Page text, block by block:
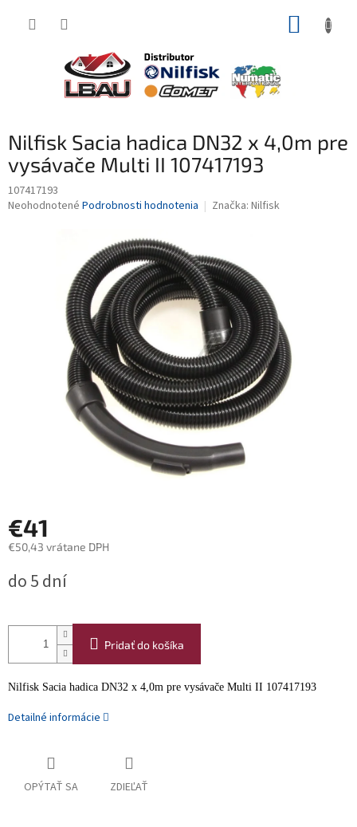
Nilfisk Sacia hadica DN32 x 4,0m pre
vysávače Multi II 107417193
107417193
Priemerné
Neohodnotené Podrobnosti hodnotenia Značka: Nilfisk
€41
€50,43 vrátane DPH
cena:
do 5 dní
Pridať do košíka
Nilfisk Sacia hadica DN32 x 4,0m pre vysávače Multi II 107417193
Detailné informácie
OPÝTAŤ SA ZDIEĽAŤ